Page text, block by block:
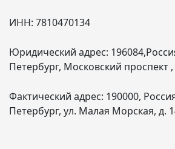
ИНН: 7810470134
Юридический адрес:
Петербург, Московский проспект
Фактический адрес: 190000,
Петербург, ул. Малая Морская, д.